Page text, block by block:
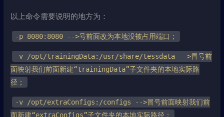
以上命令需要说明的地方为：
-p 8080:8080 -->号前面改为本地没被占用端口；
-v /opt/trainingData:/usr/share/tessdata -->冒号前
面映射我们前面新建“trainingData”子文件夹的本地实际路
径；
-v /opt/extraConfigs:/configs -->冒号前面映射我们前
面新建“extraConfigs”子文件夹的本地实际路径；